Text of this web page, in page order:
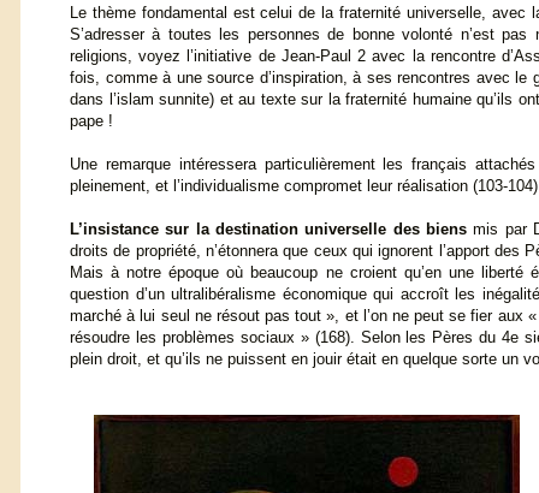
Le thème fondamental est celui de la fraternité universelle, avec
S’adresser à toutes les personnes de bonne volonté n’est
religions, voyez l’initiative de Jean-Paul 2 avec la rencontre
fois, comme à une source d’inspiration, à ses rencontres avec le
dans l’islam sunnite) et au texte sur la fraternité humaine qu’ils
pape !
Une remarque intéressera particulièrement les français
pleinement, et l’individualisme compromet leur réalisation (103-
L’insistance sur la destination universelle des biens mis par
droits de propriété, n’étonnera que ceux qui ignorent l’apport
Mais à notre époque où beaucoup ne croient qu’en une
question d’un ultralibéralisme économique qui accroît les
marché à lui seul ne résout pas tout », et l’on ne peut se fier aux
résoudre les problèmes sociaux » (168). Selon les Pères du 4e
plein droit, et qu’ils ne puissent en jouir était en quelque sorte un